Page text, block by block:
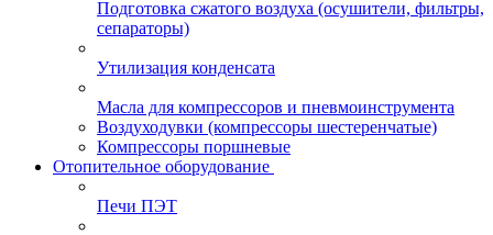
Подготовка сжатого воздуха (осушители, фильтры,
сепараторы)
Утилизация конденсата
Масла для компрессоров и пневмоинструмента
Воздуходувки (компрессоры шестеренчатые)
Компрессоры поршневые
Отопительное оборудование
Печи ПЭТ